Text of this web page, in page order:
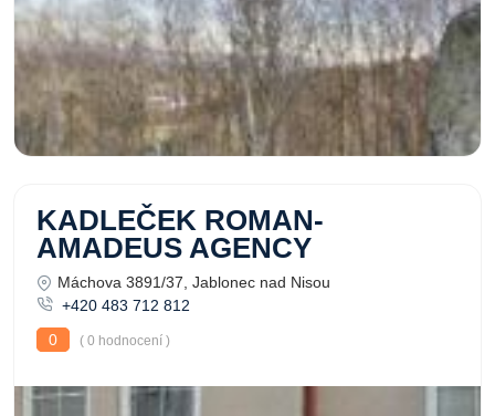
KADLEČEK ROMAN-
AMADEUS AGENCY
Máchova 3891/37, Jablonec nad Nisou
+420 483 712 812
0
( 0 hodnocení )